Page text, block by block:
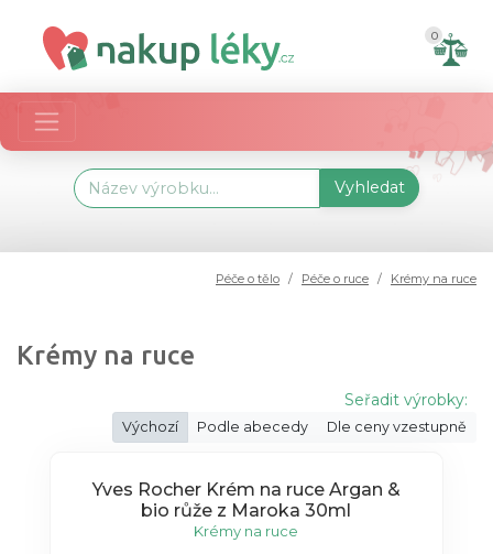
0
Vyhledat
Péče o tělo Péče o ruce Krémy na ruce
Krémy na ruce
Seřadit výrobky:
Výchozí Podle abecedy Dle ceny vzestupně
Yves Rocher Krém na ruce Argan &
bio růže z Maroka 30ml
Krémy na ruce